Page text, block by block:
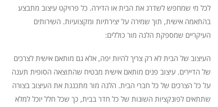
לכל מי שמחפש לשדרג את הבית או הדירה. כל פרויקט עיצוב מתבצע
בהתאמה אישית, תוך שמירה על יצירתיות ומקצועיות. השירותים
העיקריים שמספקת הלנה מור כוללים:
העיצוב של הבית לא רק צריך להיות יפה, אלא גם מותאם אישית לצרכים
של הדיירים. עיצוב פנים מותאם אישית מבטיח שהתוצאה הסופית תענה
על כל הצרכים של כל חברי הבית. הלנה מור מתכננת את העיצוב בצורה
שתתאים לפונקציות השונות של כל חדר בבית, כך שכל חלל יוכל למלא